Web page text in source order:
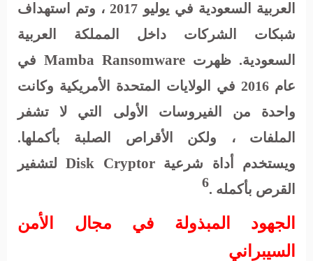
العربية السعودية في يوليو 2017 ، وتم استهداف
شبكات الشركات داخل المملكة العربية
السعودية. ظهرت Mamba Ransomware في
عام 2016 في الولايات المتحدة الأمريكية وكانت
واحدة من الفيروسات الأولى التي لا تشفر
الملفات ، ولكن الأقراص الصلبة بأكملها.
ويستخدم أداة شرعيةDisk Cryptor
لتشفير
القرص بأكمله .6
الجهود المبذولة في مجال الأمن
السيبراني